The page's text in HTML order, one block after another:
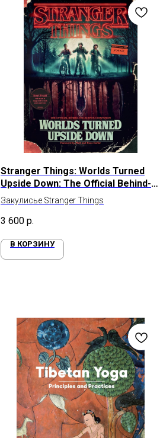
Stranger Things: Worlds Turned
Upside Down: The Official Behind-
The-Scenes Companion
Закулисье Stranger Things
3 600 р.
В КОРЗИНУ